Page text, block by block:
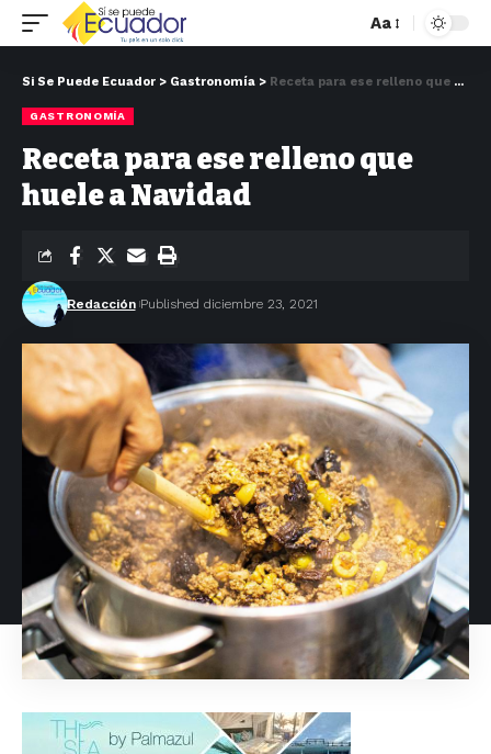
Aa
Si Se Puede Ecuador > Gastronomía > Receta para ese relleno que huele a Navidad
GASTRONOMÍA
Receta para ese relleno que
huele a Navidad
Redacción Published diciembre 23, 2021